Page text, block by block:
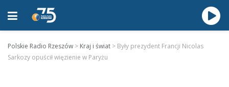
Polskie Radio Rzeszów > Kraj i świat > Były prezydent Francji Nicolas
Sarkozy opuścił więzienie w Paryżu